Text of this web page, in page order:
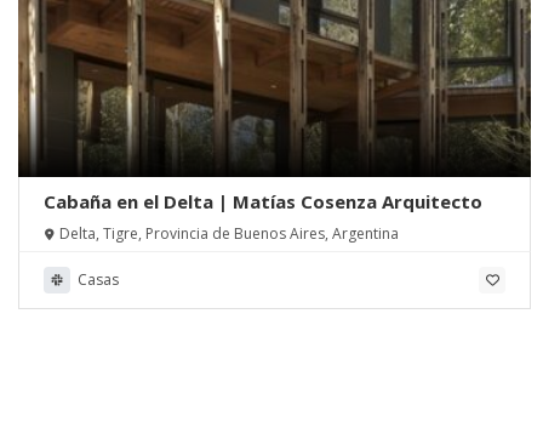
Cabaña en el Delta | Matías Cosenza Arquitecto
Delta, Tigre, Provincia de Buenos Aires, Argentina
Casas